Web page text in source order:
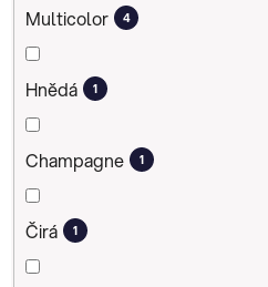
Multicolor 4
Hnědá 1
Champagne 1
Čirá 1